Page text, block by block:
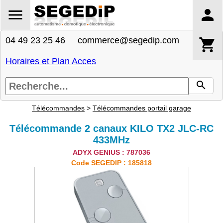
04 49 23 25 46 commerce@segedip.com
Horaires et Plan Acces
Télécommandes > Télécommandes portail garage
Télécommande 2 canaux KILO TX2 JLC-RC
433MHz
ADYX GENIUS : 787036
Code SEGEDIP : 185818